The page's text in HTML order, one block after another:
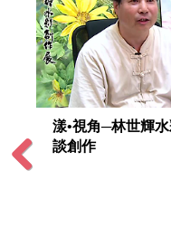
漾•視角─林世輝
談創作